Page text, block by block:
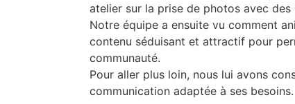
atelier sur la prise de photos avec des
Notre équipe a ensuite vu comment
contenu séduisant et attractif pour
communauté.
Pour aller plus loin, nous lui avons
communication adaptée à ses besoins.